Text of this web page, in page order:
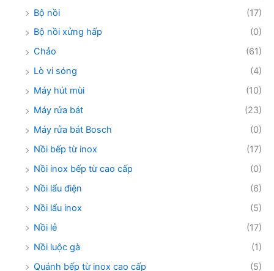
Bộ nồi
(17)
Bộ nồi xửng hấp
(0)
Chảo
(61)
Lò vi sóng
(4)
Máy hút mùi
(10)
Máy rửa bát
(23)
Máy rửa bát Bosch
(0)
Nồi bếp từ inox
(17)
Nồi inox bếp từ cao cấp
(0)
Nồi lẩu điện
(6)
Nồi lẩu inox
(5)
Nồi lẻ
(17)
Nồi luộc gà
(1)
Quánh bếp từ inox cao cấp
(5)